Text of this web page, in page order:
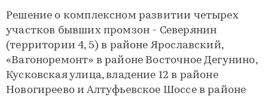
Решение о комплексном развитии четырех
участков бывших промзон - Северянин
(территории 4, 5) в районе Ярославский,
«Вагоноремонт» в районе Восточное Дегунино,
Кусковская улица, владение 12 в районе
Новогиреево и Алтуфьевское Шоссе в районе